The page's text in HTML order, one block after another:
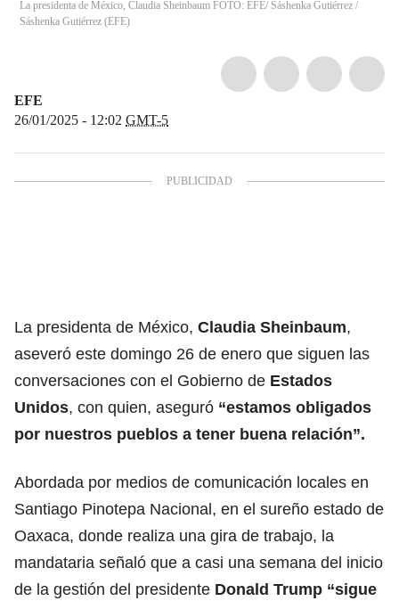
La presidenta de México, Claudia Sheinbaum FOTO: EFE/ Sáshenka Gutiérrez /
Sáshenka Gutiérrez (EFE)
EFE
26/01/2025 - 12:02 GMT-5
La presidenta de México, Claudia Sheinbaum,
aseveró este domingo 26 de enero que siguen las
conversaciones con el Gobierno de Estados
Unidos, con quien, aseguró “estamos obligados
por nuestros pueblos a tener buena relación”.
Abordada por medios de comunicación locales en
Santiago Pinotepa Nacional, en el sureño estado de
Oaxaca, donde realiza una gira de trabajo, la
mandataria señaló que a casi una semana del inicio
de la gestión del presidente Donald Trump “sigue